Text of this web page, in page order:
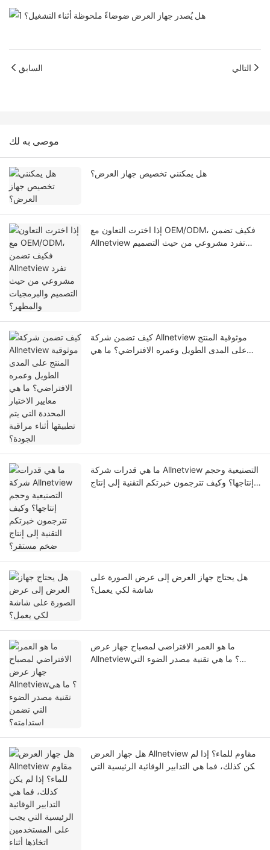
السابق التالي
موصى به لك
هل يمكنني تخصيص جهاز العرض؟
إذا اخترت التعاون مع OEM/ODM، فكيف تضمن
Allnetview تفرد مشروعي من حيث التصميم
كيف تضمن شركة Allnetview موثوقية المنتج
على المدى الطويل وعمره الافتراضي؟ ما هي
ما هي قدرات شركة Allnetview التصنيعية وحجم
إنتاجها؟ وكيف تترجمون خبرتكم التقنية إلى إنتاج
هل يحتاج جهاز العرض إلى عرض الصورة على
شاشة لكي يعمل؟
ما هو العمر الافتراضي لمصباح جهاز عرض
Allnetview؟ ما هي تقنية مصدر الضوء التي
هل جهاز العرض Allnetview مقاوم للماء؟ إذا لم
يكن كذلك، فما هي التدابير الوقائية الرئيسية التي